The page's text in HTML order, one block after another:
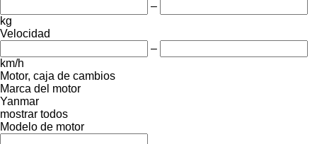
–
kg
Velocidad
–
km/h
Motor, caja de cambios
Marca del motor
Yanmar
mostrar todos
Modelo de motor